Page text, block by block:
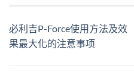
必利吉P-Force使用方法及效
果最大化的注意事项